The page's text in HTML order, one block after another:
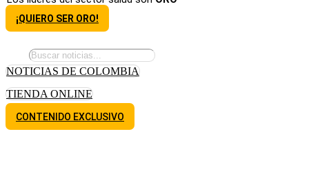
¡QUIERO SER ORO!
NOTICIAS DE COLOMBIA
TIENDA ONLINE
CONTENIDO EXCLUSIVO